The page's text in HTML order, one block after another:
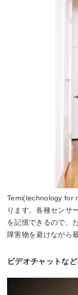
Temi(technology for
ります。各種センサ
を記憶できるので、
障害物を避けながら
ビデオチャットな